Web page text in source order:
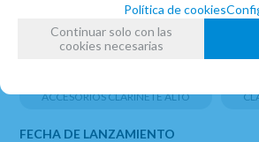
MARCA
VANDOREN
ACCESORIOS CLARINETE ALTO
FECHA DE LANZAMIENTO
Política de cookies
Continuar solo con las
cookies necesarias